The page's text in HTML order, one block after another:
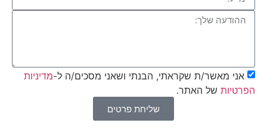
אני מאשר/ת שקראתי, הבנתי ושאני מסכים/ה ל-מדיניות
הפרטיות של האתר.
שליחת פרטים